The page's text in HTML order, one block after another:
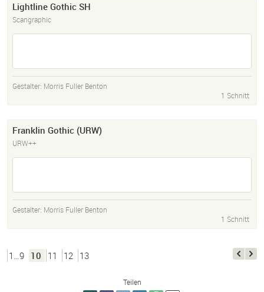
Lightline Gothic SH
Scangraphic
Gestalter: Morris Fuller Benton
1 Schnitt
Franklin Gothic (URW)
URW++
Gestalter: Morris Fuller Benton
1 Schnitt
1…9 10 11 12 13
Teilen